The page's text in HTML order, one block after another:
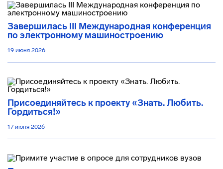
Завершилась III Международная конференция
по электронному машиностроению
19 июня 2026
Присоединяйтесь к проекту «Знать. Любить.
Гордиться!»
17 июня 2026